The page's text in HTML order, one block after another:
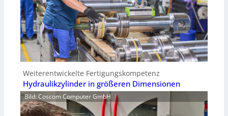
Weiterentwickelte Fertigungskompetenz
Hydraulikzylinder in größeren Dimensionen
Bild: Coscom Computer GmbH